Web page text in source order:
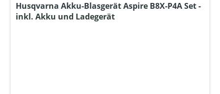
Husqvarna Akku-Blasgerät Aspire B8X-P4A Set -
inkl. Akku und Ladegerät